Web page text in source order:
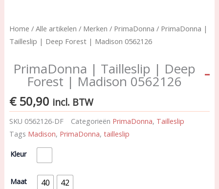
Home / Alle artikelen / Merken / PrimaDonna / PrimaDonna |
Tailleslip | Deep Forest | Madison 0562126
PrimaDonna | Tailleslip | Deep
Forest | Madison 0562126
€50,90 incl. BTW
SKU 0562126-DF Categorieën PrimaDonna, Tailleslip
Tags Madison, PrimaDonna, tailleslip
Kleur
Maat 40 42
PrimaDonna
|